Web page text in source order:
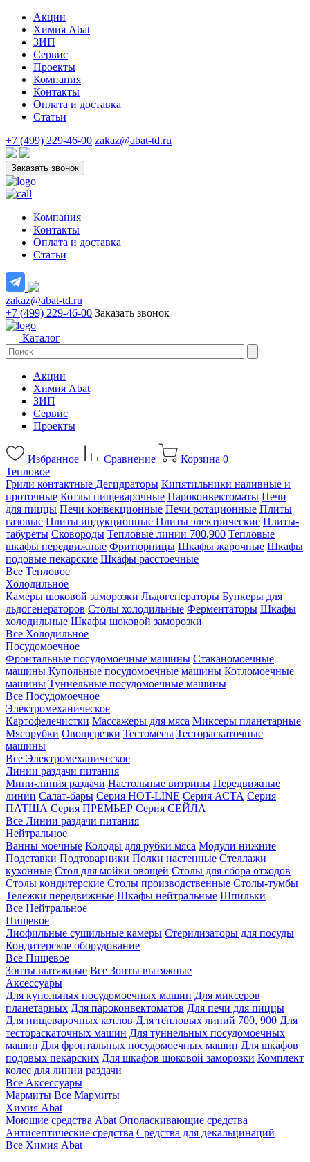
Акции
Химия Abat
ЗИП
Сервис
Проекты
Компания
Контакты
Оплата и доставка
Статьи
+7 (499) 229-46-00 zakaz@abat-td.ru
Заказать звонок
Компания
Контакты
Оплата и доставка
Статьи
zakaz@abat-td.ru
+7 (499) 229-46-00 Заказать звонок
Каталог
Акции
Химия Abat
ЗИП
Сервис
Проекты
Избранное Сравнение Корзина 0
Тепловое
Грили контактные Дегидраторы Кипятильники наливные и
проточные Котлы пищеварочные Пароконвектоматы Печи
для пиццы Печи конвекционные Печи ротационные Плиты
газовые Плиты индукционные Плиты электрические Плиты-
табуреты Сковороды Тепловые линии 700,900 Тепловые
шкафы передвижные Фритюрницы Шкафы жарочные Шкафы
подовые пекарские Шкафы расстоечные
Все Тепловое
Холодильное
Камеры шоковой заморозки Льдогенераторы Бункеры для
льдогенераторов Столы холодильные Ферментаторы Шкафы
холодильные Шкафы шоковой заморозки
Все Холодильное
Посудомоечное
Фронтальные посудомоечные машины Стаканомоечные
машины Купольные посудомоечные машины Котломоечные
машины Туннельные посудомоечные машины
Все Посудомоечное
Электромеханическое
Картофелечистки Массажеры для мяса Миксеры планетарные
Мясорубки Овощерезки Тестомесы Тестораскаточные
машины
Все Электромеханическое
Линии раздачи питания
Мини-линия раздачи Настольные витрины Передвижные
линии Салат-бары Серия HOT-LINE Серия АСТА Серия
ПАТША Серия ПРЕМЬЕР Серия СЕЙЛА
Все Линии раздачи питания
Нейтральное
Ванны моечные Колоды для рубки мяса Модули нижние
Подставки Подтоварники Полки настенные Стеллажи
кухонные Стол для мойки овощей Столы для сбора отходов
Столы кондитерские Столы производственные Столы-тумбы
Тележки передвижные Шкафы нейтральные Шпильки
Все Нейтральное
Пищевое
Лиофильные сушильные камеры Стерилизаторы для посуды
Кондитерское оборудование
Все Пищевое
Зонты вытяжные Все Зонты вытяжные
Аксессуары
Для купольных посудомоечных машин Для миксеров
планетарных Для пароконвектоматов Для печи для пиццы
Для пищеварочных котлов Для тепловых линий 700, 900 Для
тестораскаточных машин Для туннельных посудомоечных
машин Для фронтальных посудомоечных машин Для шкафов
подовых пекарских Для шкафов шоковой заморозки Комплект
колес для линии раздачи
Все Аксессуары
Мармиты Все Мармиты
Химия Abat
Моющие средства Abat Ополаскивающие средства
Антисептические средства Средства для декальцинаций
Все Химия Abat